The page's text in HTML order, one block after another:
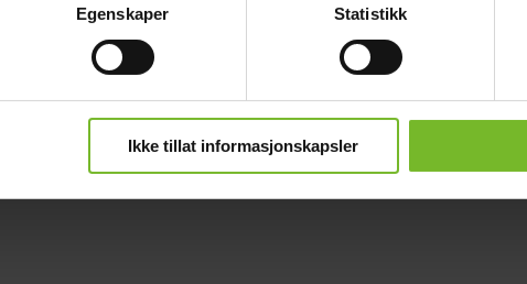
Egenskaper Statistikk
Ikke tillat informasjonskapsler
jääkaappia)
peruskäyttöön. Sopii valaistukseen, televisioon ja laitteiden lataamiseen.